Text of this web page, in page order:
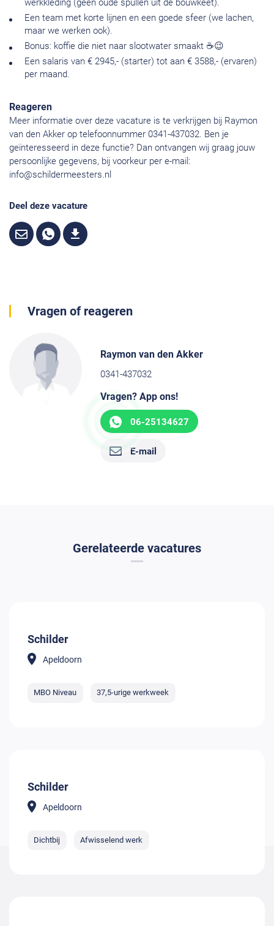
werkkleding (geen oude spullen uit de bouwkeet).
Een team met korte lijnen en een goede sfeer (we lachen,
maar we werken ook).
Bonus: koffie die niet naar slootwater smaakt ☕😉
Een salaris van € 2945,- (starter) tot aan € 3588,- (ervaren)
per maand.
Reageren
Meer informatie over deze vacature is te verkrijgen bij Raymon
van den Akker op telefoonnummer 0341-437032. Ben je
geïnteresseerd in deze functie? Dan ontvangen wij graag jouw
persoonlijke gegevens, bij voorkeur per e-mail:
info@schildermeesters.nl
Deel deze vacature
Vragen of reageren
Raymon van den Akker
0341-437032
Vragen? App ons!
06-25134627
E-mail
Gerelateerde vacatures
Schilder
Apeldoorn
MBO Niveau 37,5-urige werkweek
Schilder
Apeldoorn
Dichtbij Afwisselend werk